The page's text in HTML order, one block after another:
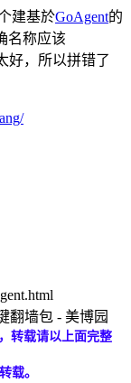
建基於GoAgent的
名称应该
好，所以拼错了
翻墙包 - 美博园
转载请以上面完整
载。